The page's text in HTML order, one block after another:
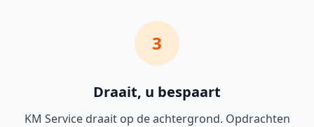
3
Draait, u bespaart
KM Service draait op de achtergrond. Opdrachten